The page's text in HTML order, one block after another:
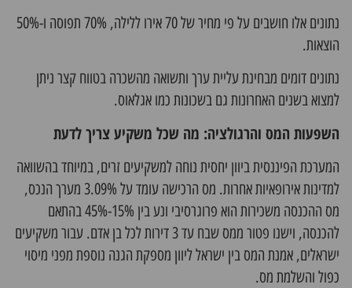
נתונים אלו חושבים על פי מחיר של 70 אירו ללילה, 70% תפוסה ו-50%
הוצאות.
נתונים דומים מבחינת עליית ערך ותשואה מהשכרה בטווח קצר ניתן
למצוא בשנים האחרונות גם בשכונות כמו אגלאוס.
השפעות המס והרגולציה: מה שכל משקיע צריך לדעת
המערכת הפיננסית ביוון יחסית נוחה למשקיעים זרים, במיוחד בהשוואה
למדינות אירופאיות אחרות. מס הרכישה עומד על 3.09% מערך הנכס,
מס ההכנסה משכירות הוא פרוגרסיבי ונע בין 15%-45% בהתאם
להכנסה, וישנו פטור ממס שבח עד 3 דירות לכל בן אדם. עבור משקיעים
ישראלים, אמנת המס בין ישראל ליוון מספקת הגנה נוספת מפני מיסוי
כפול והשלמת מס.